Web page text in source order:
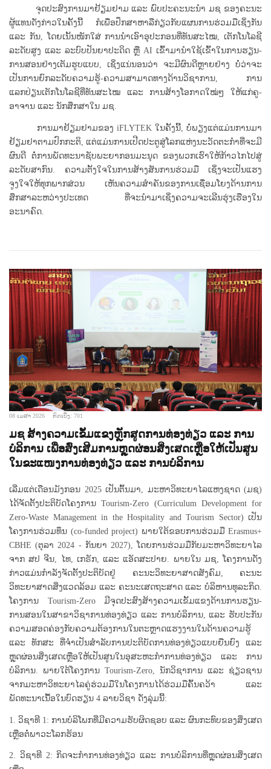
ຈຸດປະສົງການມາຢ້ຽມຢາມ ແລະ ພົບປະຄະນະນໍາ ມຊ ຂອງຄະນະ
ຜູ້ແທນດັ່ງກ່າວໃນຄັ້ງນີ້ ກໍເພື່ອປຶກສາຫາລືກ່ຽວກັບແຜນການຮ່ວມມືເຊິ່ງກັນ
ແລະ ກັນ, ໂດຍເນັ້ນໜັກໃສ່ ການນຳເອົາອຸປະກອນທີ່ທັນສະໄໝ, ເຕັກໂນໂລຊີ
ລະດັບສູງ ແລະ ລະບົບປັນຍາປະດິດ ຫຼື AI ເຂົ້າມານຳໃຊ້ເຂົ້າໃນການຮຽນ-
ການສອນຢ່າງເຕັມຮູບແບບ, ເຊິ່ງແນ່ນອນວ່າ ຈະມີຜົນດີຫຼາຍຢ່າງ ບໍ່ວ່າຈະ
ເປັນການຍົກລະດັບຄວາມຮູ້-ຄວາມສາມາດທາງດ້ານວິຊາການ, ການ
ແລກປ່ຽນເຕັກໂນໂລຊີທີ່ທັນສະໄໝ ແລະ ການສ້າງໂອກາດໃໝ່ໆ ໃຫ້ແກ່ຄູ-
ອາຈານ ແລະ ນັກສຶກສາໃນ ມຊ.
ການມາຢ້ຽມຢາມຂອງ iFLYTEK ໃນຄັ້ງນີ້, ບໍ່ພຽງແຕ່ແມ່ນການມາ
ຢ້ຽມຢາຕາມປົກກະຕິ, ແຕ່ແມ່ນການເປີດປະຕູສູ່ໂລກແຫ່ງນະວັດຕະກໍາທີ່ຈະມີ
ຜົນດີ ຕໍ່ການພັດທະນາຊັບພະຍາກອນມະນຸດ ຂອງພວກເຮົາໃຫ້ກ້າວໄກໄປສູ່
ລະດັບສາກົນ. ຄວາມຕັ້ງໃຈໃນການສ້າງສັນການຮ່ວມມື ເຊິ່ງຈະເປັນແຮງ
ຈູງໃຈໃຫ້ທຸກພາກສ່ວນ ເຫັນຄວາມສຳຄັນຂອງການເຊື່ອມໂຍງດ້ານການ
ສຶກສາລະຫວ່າງປະເທດ ທີ່ຈະນຳມາເຊິ່ງຄວາມຈະເລີນຮຸ່ງເຮືອງໃນ
ອະນາຄົດ.
08 ເມສາ 2026 ກົດເບິ່ງ: 701
ມຊ ສ້າງຄວາມເຂັ້ມແຂງຫຼັກສູດການທ່ອງທ່ຽວ ແລະ ການ
ບໍລິການ ເພື່ອສົ່ງເສີມການຫຼຸດຜ່ອນສິ່ງເສດເຫຼືອໃຫ້ເປັນສູນ
ໃນຂະແໜງການທ່ອງທ່ຽວ ແລະ ການບໍລິການ
ເລີ່ມແຕ່ເດືອນມັງກອນ 2025 ເປັນຕົ້ນມາ, ມະຫາວິທະຍາໄລແຫງຊາດ (ມຊ)
ໄດ້ຈັດຕັ້ງປະຕິບັດໂຄງການ Tourism-Zero (Curriculum Development for
Zero-Waste Management in the Hospitality and Tourism Sector) ເປັນ
ໂຄງການຮ່ວມທຶນ (co-funded project) ພາຍໃຕ້ຂອບການຮ່ວມມື Erasmus+
CBHE (ຕຸລາ 2024 - ກັນຍາ 2027), ໂດຍການຮ່ວມມືກັບມະຫາວິທະຍາໄລ
ຈາກ ສປ ຈີນ, ໄທ, ເກຣັກ, ແລະ ແອັດສະປາຍ. ພາຍໃນ ມຊ, ໂຄງການດັ່ງ
ກ່າວແມ່ນກໍາລັງຈັດຕັ້ງປະຕິບັດຢູ່ ຄະນະວິທະຍາສາດສັງຄົມ, ຄະນະ
ວິທະຍາສາດສິ່ງແວດລ້ອມ ແລະ ຄະນະເສດຖະສາດ ແລະ ບໍລິຫານທຸລະກິດ.
ໂຄງການ Tourism-Zero ມີຈຸດປະສົງສ້າງຄວາມເຂັ້ມແຂງດ້ານການຮຽນ-
ການສອນໃນສາຂາວິຊາການທ່ອງທ່ຽວ ແລະ ການບໍລິການ, ແລະ ຮັບປະກັນ
ຄວາມສອດຄ່ອງກັບຄວາມຕ້ອງການໃນຕະຫຼາດແຮງງານໃນດ້ານຄວາມຮູ້
ແລະ ທັກສະ ທີ່ຈໍາເປັນສໍາລັບການປະຕິບັດການທ່ອງທ່ຽວແບບຍືນຍົງ ແລະ
ຫຼຸດຜ່ອນສິ່ງເສດເຫຼືອໃຫ້ເປັນສູນໃນອຸສະຫະກໍາການທ່ອງທ່ຽວ ແລະ ການ
ບໍລິການ. ພາຍໃຕ້ໂຄງການ Tourism-Zero, ນັກວິຊາການ ແລະ ຊ່ຽວຊານ
ຈາກມະຫາວິທະຍາໄລຄູ່ຮ່ວມມືໃນໂຄງການໄດ້ຮ່ວມມືຄົ້ນຄວ້າ ແລະ
ພັດທະນາເນື້ອໃນບົດຮຽນ 4 ລາຍວິຊາ ດັ່ງລຸ່ມນີ້:
1. ວິຊາທີ 1: ການບໍລິໂພກທີ່ມີຄວາມຮັບຜິດຊອບ ແລະ ຜົນກະທົບຂອງສິ່ງເສດ
ເຫຼືອຕໍ່ພາວະໂລກຮ້ອນ
2. ວິຊາທີ 2: ກິດຈະກໍາການທ່ອງທ່ຽວ ແລະ ການບໍລິການທີ່ຫຼຸດຜ່ອນສິ່ງເສດ